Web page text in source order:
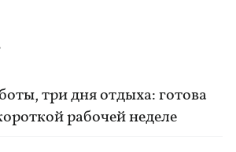
три дня отдыха: готова
рабочей неделе